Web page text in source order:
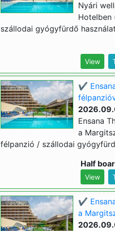
Nyári
Hotelben
szállodai gyógyfürdő
View
✔️
Ensana
a
félpanzió / szállodai
Half
View
✔️
a